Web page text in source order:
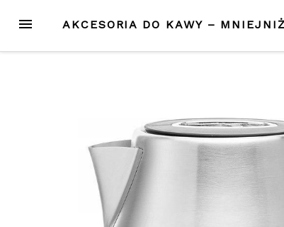
treści
MENU AKCESORIA DO KAWY –